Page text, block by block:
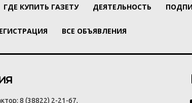
ГДЕ КУПИТЬ ГАЗЕТУ ДЕЯТЕЛЬНОСТЬ
ВСЕ ОБЪЯВЛЕНИЯ
8 (38822) 2-21-67,